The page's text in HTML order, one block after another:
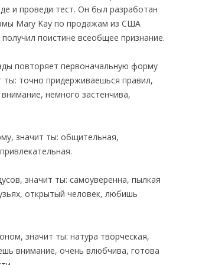
и проведи тест. Он был разработан
Mary Kay по продажам из США
поистине всеобщее признание.
повторяет первоначальную форму
ты: точно придерживаешься правил,
немного застенчива,
значит ты: общительная,
значит ты: самоуверенна, пылкая
открытый человек, любишь
значит ты: натура творческая,
внимание, очень влюбчива, готова